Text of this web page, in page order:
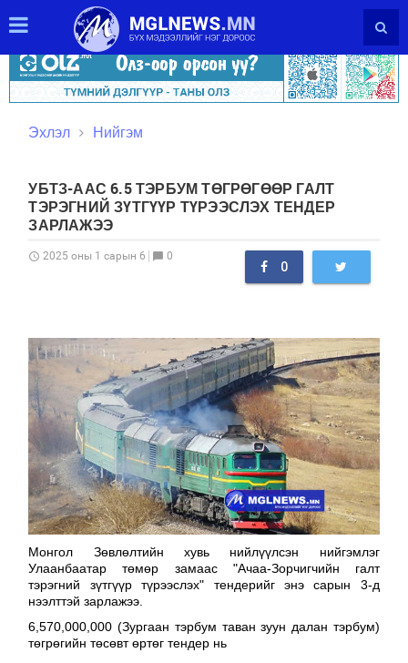
Эхлэл Нийгэм
УБТЗ-ААС 6.5 ТЭРБУМ ТӨГРӨГӨӨР ГАЛТ
ТЭРЭГНИЙ ЗҮТГҮҮР ТҮРЭЭСЛЭХ ТЕНДЕР
ЗАРЛАЖЭЭ
schedule 2025 оны 1 сарын 6 chat_bubble 0
0
Монгол Зөвлөлтийн хувь нийлүүлсэн нийгэмлэг
Улаанбаатар төмөр замаас "Ачаа-Зорчигчийн галт
тэрэгний зүтгүүр түрээслэх" тендерийг энэ сарын 3-д
нээлттэй зарлажээ.
6,570,000,000 (Зургаан тэрбум таван зуун далан тэрбум)
төгрөгийн төсөвт өртөг тендер нь